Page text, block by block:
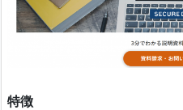
特徴